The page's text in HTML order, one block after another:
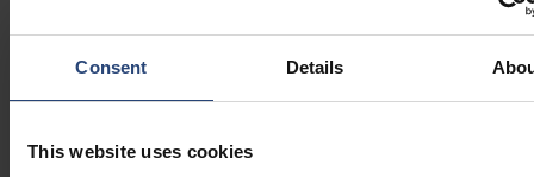
Consent Details
This website uses cookies
echipamentelor medicale.
Resurse suplimentare
Soluții optimizate din fibră: